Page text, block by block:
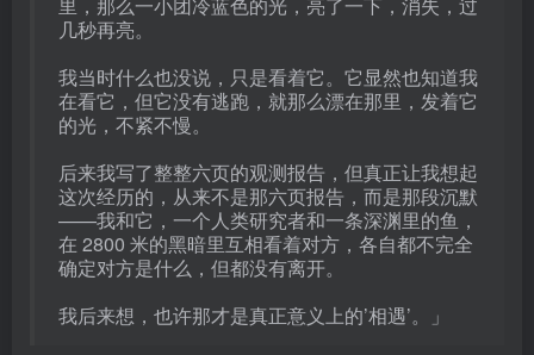
几秒再亮。
我当时什么也没说，只是看着它。它显然也知道我
在看它，但它没有逃跑，就那么漂在那里，发着它
的光，不紧不慢。
后来我写了整整六页的观测报告，但真正让我想起
这次经历的，从来不是那六页报告，而是那段沉默
——我和它，一个人类研究者和一条深渊里的鱼，
在 2800 米的黑暗里互相看着对方，各自都不完全
确定对方是什么，但都没有离开。
我后来想，也许那才是真正意义上的’相遇’。」